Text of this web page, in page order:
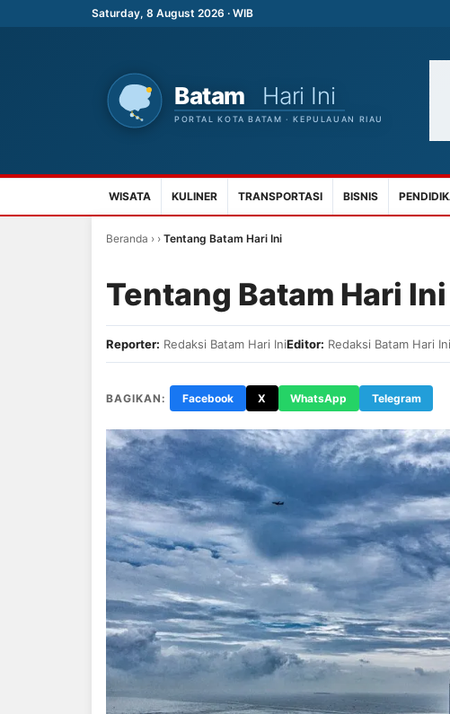
Saturday, 8 August 2026 · WIB
WISATA KULINER TRANSPORTASI BISNIS
Beranda › › Tentang Batam Hari Ini
Tentang Batam Hari Ini
Reporter: Redaksi Batam Hari IniEditor: Redaksi Batam Hari Ini
BAGIKAN: Facebook X WhatsApp Telegram